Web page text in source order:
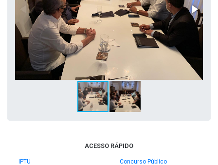
ACESSO RÁPIDO
IPTU
Concurso Público